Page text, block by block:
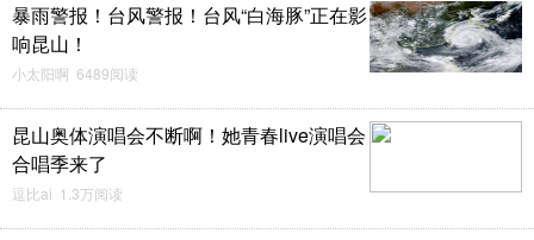
早安！#我的碎碎念#
夏晨东 17 飞鱼儿岛主 16
暴雨警报！台风警报！台风“白海豚”正在影
响昆山！
小太阳啊 6489阅读
昆山奥体演唱会不断啊！她青春live演唱会
合唱季来了
逗比ai 1.3万阅读